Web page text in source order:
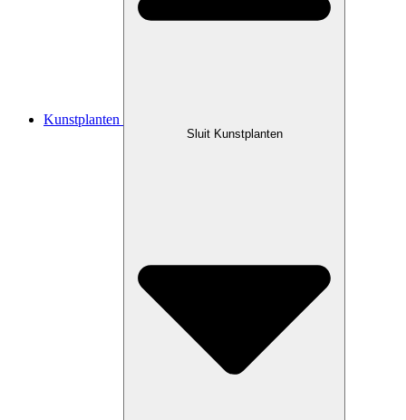
Kunstplanten
Sluit Kunstplanten